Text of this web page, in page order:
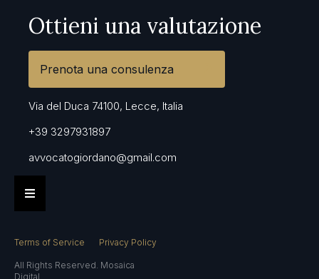
Ottieni una valutazione
Prenota una consulenza
Via del Duca 74100, Lecce, Italia
+39 3297931897
avvocatogiordano@gmail.com
All Rights Reserved. Mosaica
Digital
Terms of Service Privacy Policy